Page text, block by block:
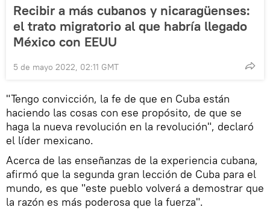
Recibir a más cubanos y nicaragüenses:
el trato migratorio al que habría llegado
México con EEUU
5 de mayo 2022, 02:11 GMT
"Tengo convicción, la fe de que en Cuba están
haciendo las cosas con ese propósito, de que se
haga la nueva revolución en la revolución", declaró
el líder mexicano.
Acerca de las enseñanzas de la experiencia cubana,
afirmó que la segunda gran lección de Cuba para el
mundo, es que "este pueblo volverá a demostrar que
la razón es más poderosa que la fuerza".